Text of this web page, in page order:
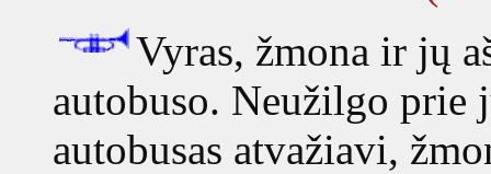
Vyras, žmona ir jų
autobuso. Neužilgo
autobusas atvažiavi,